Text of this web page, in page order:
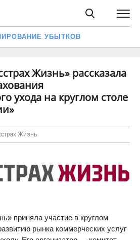
УБЫТКОВ
Жизнь» рассказала
ухода на круглом столе
Жизнь
приняла участие в круглом
рынка коммерческих услуг